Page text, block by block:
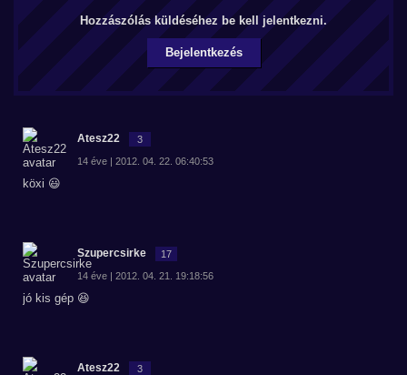
Hozzászólás küldéséhez be kell jelentkezni.
Bejelentkezés
Atesz22 3
14 éve | 2012. 04. 22. 06:40:53
köxi 😃
Szupercsirke 17
14 éve | 2012. 04. 21. 19:18:56
jó kis gép 😆
Atesz22 3